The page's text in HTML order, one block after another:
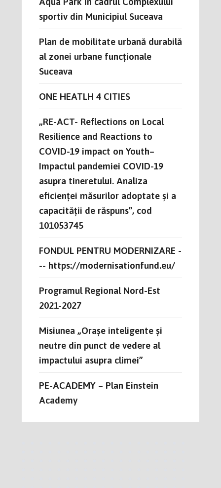
sportiv din Municipiul Suceava
Plan de mobilitate urbană durabilă
al zonei urbane funcționale
Suceava
ONE HEATLH 4 CITIES
„RE-ACT- Reflections on Local
Resilience and Reactions to
COVID-19 impact on Youth–
Impactul pandemiei COVID-19
asupra tineretului. Analiza
eficienței măsurilor adoptate și a
capacității de răspuns”, cod
101053745
FONDUL PENTRU MODERNIZARE -
-- https://modernisationfund.eu/
Programul Regional Nord-Est
2021-2027
Misiunea „Orașe inteligente și
neutre din punct de vedere al
impactului asupra climei”
PE-ACADEMY – Plan Einstein
Academy